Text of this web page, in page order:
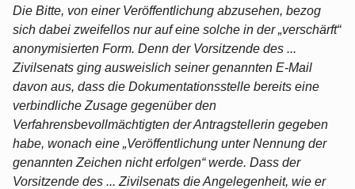
Die Bitte, von einer Veröffentlichung abzusehen, bezog
sich dabei zweifellos nur auf eine solche in der „verschärft“
anonymisierten Form. Denn der Vorsitzende des ...
Zivilsenats ging ausweislich seiner genannten E-Mail
davon aus, dass die Dokumentationsstelle bereits eine
verbindliche Zusage gegenüber den
Verfahrensbevollmächtigten der Antragstellerin gegeben
habe, wonach eine „Veröffentlichung unter Nennung der
genannten Zeichen nicht erfolgen“ werde. Dass der
Vorsitzende des ... Zivilsenats die Angelegenheit, wie er